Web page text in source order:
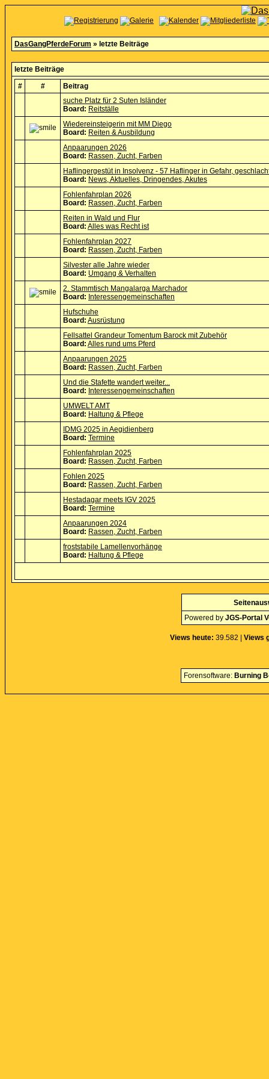
DasGangPferdeForum » letzte Beiträge
letzte Beiträge
#
#
Beitrag
suche Platz für 2 Suten Isländer
Board: Reitställe
Wiedereinsteigerin mit MM Diego
Board: Reiten & Ausbildung
Anpaarungen 2026
Board: Rassen, Zucht, Farben
Haflingergestüt in Insolvenz - 57 Haflinger in Gefahr,
Board: News, Aktuelles, Dringendes, Akutes
Fohlenfahrplan 2026
Board: Rassen, Zucht, Farben
Reiten in Wald und Flur
Board: Alles was Recht ist
Fohlenfahrplan 2027
Board: Rassen, Zucht, Farben
Silvester alle Jahre wieder
Board: Umgang & Verhalten
2. Stammtisch Mangalarga Marchador
Board: Interessengemeinschaften
Hufschuhe
Board: Ausrüstung
Fellsattel Grandeur Tomentum Barock mit Zubehör
Board: Alles rund ums Pferd
Anpaarungen 2025
Board: Rassen, Zucht, Farben
Und die Stafette wandert weiter...
Board: Interessengemeinschaften
UMWELT AMT
Board: Haltung & Pflege
IDMG 2025 in Aegidienberg
Board: Termine
Fohlenfahrplan 2025
Board: Rassen, Zucht, Farben
Fohlen 2025
Board: Rassen, Zucht, Farben
Hestadagar meets IGV 2025
Board: Termine
Anpaarungen 2024
Board: Rassen, Zucht, Farben
froststabile Lamellenvorhänge
Board: Haltung & Pflege
Powered by JGS-Portal
Views heute: 39.582 | Views
Forensoftware: Burning